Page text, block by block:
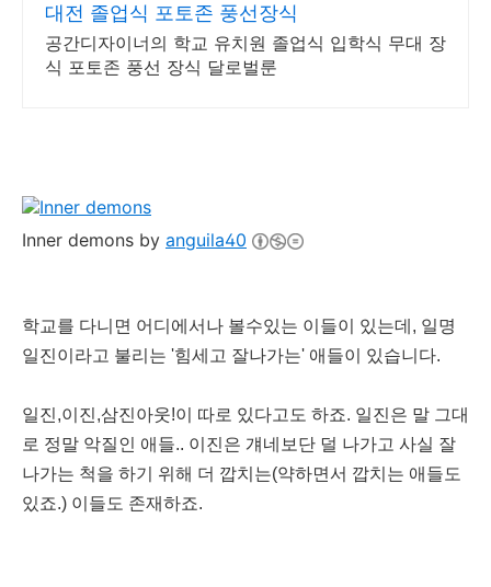
대전 졸업식 포토존 풍선장식
공간디자이너의 학교 유치원 졸업식 입학식 무대 장
식 포토존 풍선 장식 달로벌룬
Inner demons by anguila40
학교를 다니면 어디에서나 볼수있는 이들이 있는데, 일명
일진이라고 불리는 '힘세고 잘나가는' 애들이 있습니다.
일진,이진,삼진아웃!이 따로 있다고도 하죠. 일진은 말 그대
로 정말 악질인 애들.. 이진은 걔네보단 덜 나가고 사실 잘
나가는 척을 하기 위해 더 깝치는(약하면서 깝치는 애들도
있죠.) 이들도 존재하죠.